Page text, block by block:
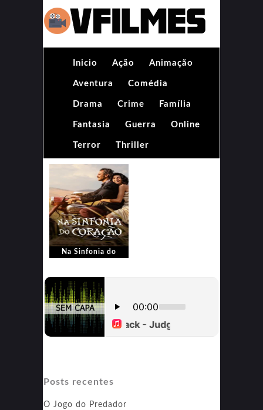
Inicio Ação Animação
Aventura Comédia
Drama Crime Família
Fantasia Guerra Online
Terror Thriller
Na Sinfonia do
Posts recentes
O Jogo do Predador